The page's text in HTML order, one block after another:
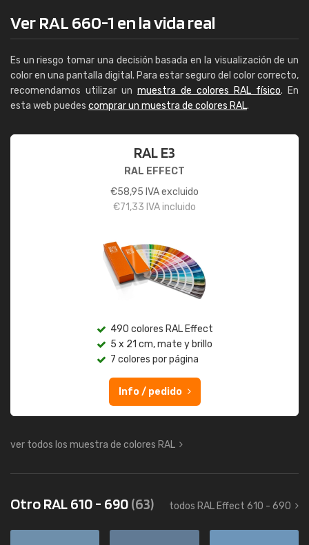
Ver RAL 660-1 en la vida real
Es un riesgo tomar una decisión basada en la visualización de un
color en una pantalla digital. Para estar seguro del color correcto,
recomendamos utilizar un muestra de colores RAL físico. En
esta web puedes comprar un muestra de colores RAL.
RAL E3
RAL EFFECT
€58,95 IVA excluido
€71,33 IVA incluido
490 colores RAL Effect
5 x 21 cm, mate y brillo
7 colores por página
Info / pedido
ver todos los muestra de colores RAL
Otro RAL 610 - 690(63) todos RAL Effect 610 - 690